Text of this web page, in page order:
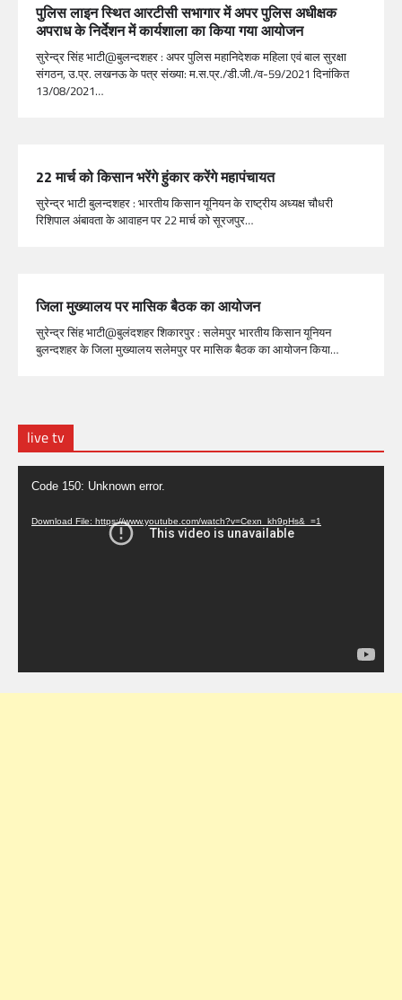
पुलिस लाइन स्थित आरटीसी सभागार में अपर पुलिस अधीक्षक
अपराध के निर्देशन में कार्यशाला का किया गया आयोजन
सुरेन्द्र सिंह भाटी@बुलन्दशहर : अपर पुलिस महानिदेशक महिला एवं बाल सुरक्षा
संगठन, उ.प्र. लखनऊ के पत्र संख्या: म.स.प्र./डी.जी./व-59/2021 दिनांकित
13/08/2021…
22 मार्च को किसान भरेंगे हुंकार करेंगे महापंचायत
सुरेन्द्र भाटी बुलन्दशहर : भारतीय किसान यूनियन के राष्ट्रीय अध्यक्ष चौधरी
रिशिपाल अंबावता के आवाहन पर 22 मार्च को सूरजपुर…
जिला मुख्यालय पर मासिक बैठक का आयोजन
सुरेन्द्र सिंह भाटी@बुलंदशहर शिकारपुर : सलेमपुर भारतीय किसान यूनियन
बुलन्दशहर के जिला मुख्यालय सलेमपुर पर मासिक बैठक का आयोजन किया…
live tv
Video
Player
Code 150: Unknown error.
Download File: https://www.youtube.com/watch?v=Cexn_kh9pHs&_=1